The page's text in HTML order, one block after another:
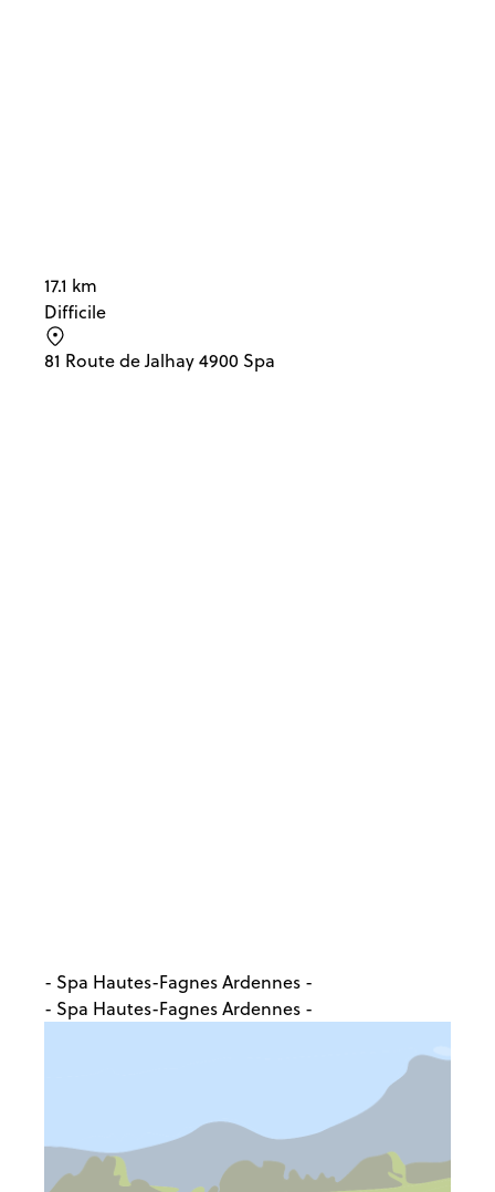
17.1 km
Difficile
81 Route de Jalhay 4900 Spa
- Spa Hautes-Fagnes Ardennes -
- Spa Hautes-Fagnes Ardennes -